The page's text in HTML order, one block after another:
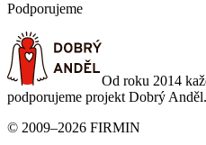
Podporujeme
Od roku 2014
podporujeme projekt Dobrý Anděl.
© 2009–2026 FIRMIN